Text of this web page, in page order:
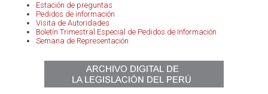
Estación de preguntas
Pedidos de información
Visita de Autoridades
Boletín Trimestral Especial de Pedidos de Información
Semana de Representación